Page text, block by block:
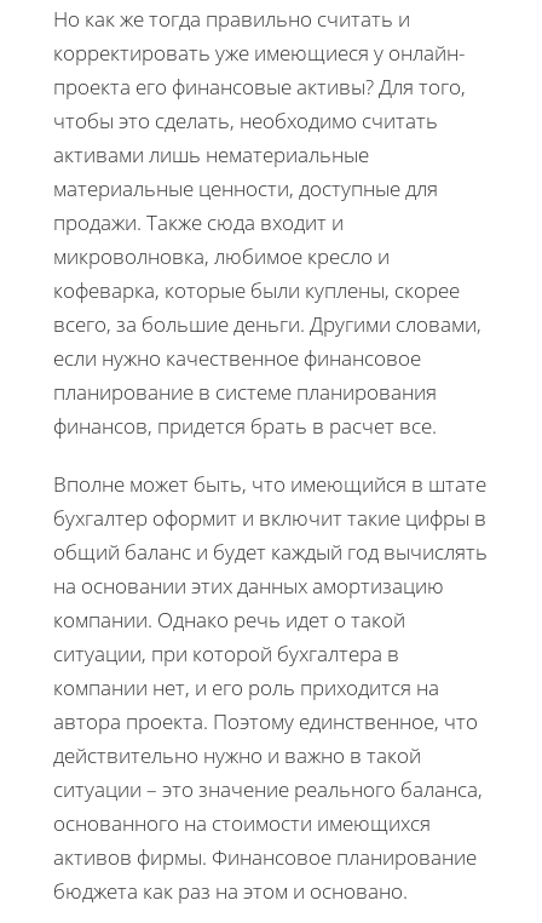
Но как же тогда правильно считать и
корректировать уже имеющиеся у онлайн-
проекта его финансовые активы? Для того,
чтобы это сделать, необходимо считать
активами лишь нематериальные
материальные ценности, доступные для
продажи. Также сюда входит и
микроволновка, любимое кресло и
кофеварка, которые были куплены, скорее
всего, за большие деньги. Другими словами,
если нужно качественное финансовое
планирование в системе планирования
финансов, придется брать в расчет все.
Вполне может быть, что имеющийся в штате
бухгалтер оформит и включит такие цифры в
общий баланс и будет каждый год вычислять
на основании этих данных амортизацию
компании. Однако речь идет о такой
ситуации, при которой бухгалтера в
компании нет, и его роль приходится на
автора проекта. Поэтому единственное, что
действительно нужно и важно в такой
ситуации – это значение реального баланса,
основанного на стоимости имеющихся
активов фирмы. Финансовое планирование
бюджета как раз на этом и основано.